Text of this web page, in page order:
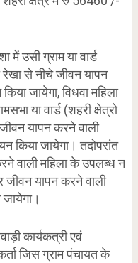
उसी ग्राम या वार्ड
रेखा से नीचे जीवन यापन
जायेगा, विधवा महिला
या वार्ड (शहरी क्षेत्रो
यापन करने वाली
किया जायेगा। तदोपरांत
वाली महिला के उपलब्ध न
जीवन यापन करने वाली
कार्यकत्री एवं
जिस ग्राम पंचायत के